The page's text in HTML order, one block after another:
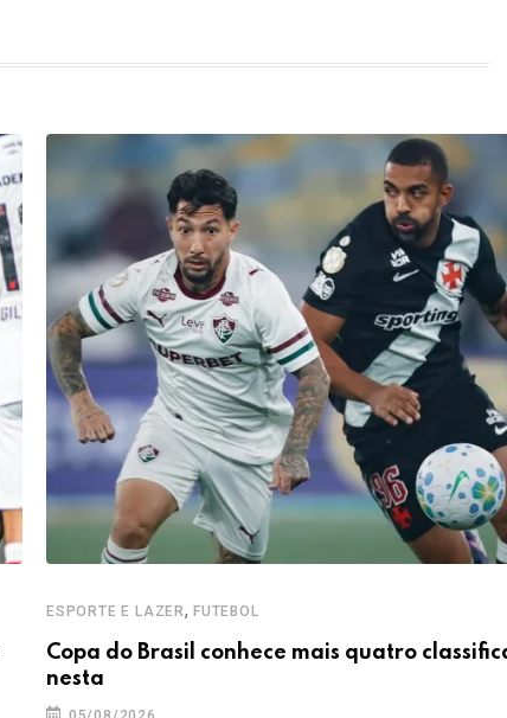
ESPORTE E LAZER, FUTEBOL
Copa do Brasil conhece mais quatro
nesta